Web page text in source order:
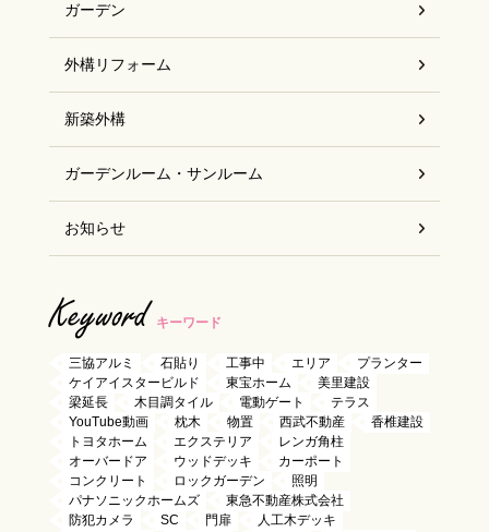
ガーデン
外構リフォーム
新築外構
ガーデンルーム・サンルーム
お知らせ
Keyword キーワード
三協アルミ 石貼り 工事中 エリア
プランター
ケイアイスタービルド
東宝ホーム
美里建設
梁延長
木目調タイル 電動ゲート
テラス
YouTube動画
枕木 物置 西武不動産
香椎建設
トヨタホーム
エクステリア
レンガ角柱
オーバードア
ウッドデッキ
カーポート
コンクリート
ロックガーデン
照明
パナソニックホームズ
東急不動産株式会社
防犯カメラ
SC 門扉
人工木デッキ